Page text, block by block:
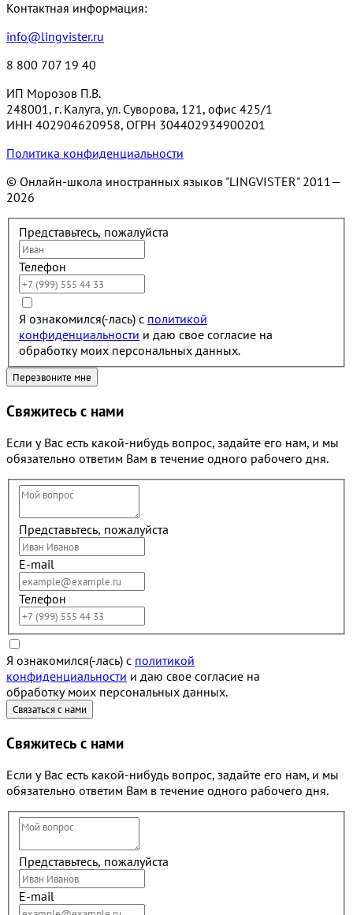
Контактная информация:
info@lingvister.ru
8 800 707 19 40
ИП Морозов П.В.
248001, г. Калуга, ул. Суворова, 121, офис 425/1
ИНН 402904620958, ОГРН 304402934900201
Политика конфиденциальности
© Онлайн-школа иностранных языков "LINGVISTER" 2011—
2026
Представьтесь, пожалуйста
Телефон
Я ознакомился(-лась) с политикой
конфиденциальности и даю свое согласие на
обработку моих персональных данных.
Свяжитесь с нами
Если у Вас есть какой-нибудь вопрос, задайте его нам, и мы
обязательно ответим Вам в течение одного рабочего дня.
Представьтесь, пожалуйста
E-mail
Телефон
Я ознакомился(-лась) с политикой
конфиденциальности и даю свое согласие на
обработку моих персональных данных.
Свяжитесь с нами
Если у Вас есть какой-нибудь вопрос, задайте его нам, и мы
обязательно ответим Вам в течение одного рабочего дня.
Представьтесь, пожалуйста
E-mail